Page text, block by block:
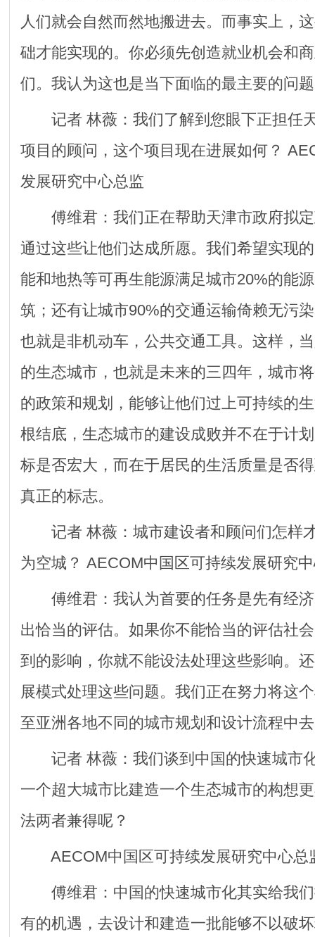
人们就会自然而然地搬进去。而事实上，
础才能实现的。你必须先创造就业机会和
们。我认为这也是当下面临的最主要的问
记者 林薇：我们了解到您眼下正担任
项目的顾问，这个项目现在进展如何？
发展研究中心总监
傅维君：我们正在帮助天津市政府拟定
通过这些让他们达成所愿。我们希望实现
能和地热等可再生能源满足城市20%的能
筑；还有让城市90%的交通运输倚赖无污
也就是非机动车，公共交通工具。这样，
的生态城市，也就是未来的三四年，城市
的政策和规划，能够让他们过上可持续的
根结底，生态城市的建设成败并不在于计
标是否宏大，而在于居民的生活质量是否
真正的标志。
记者 林薇：城市建设者和顾问们怎样
为空城？ AECOM中国区可持续发展研究
傅维君：我认为首要的任务是先有经济
出恰当的评估。如果你不能恰当的评估社
到的影响，你就不能设法处理这些影响。
展模式处理这些问题。我们正在努力将这
至亚洲各地不同的城市规划和设计流程中
记者 林薇：我们谈到中国的快速城市
一个超大城市比建造一个生态城市的构想
法两者兼得呢？
AECOM中国区可持续发展研究中心总
傅维君：中国的快速城市化其实给我们
有的机遇，去设计和建造一批能够不以破